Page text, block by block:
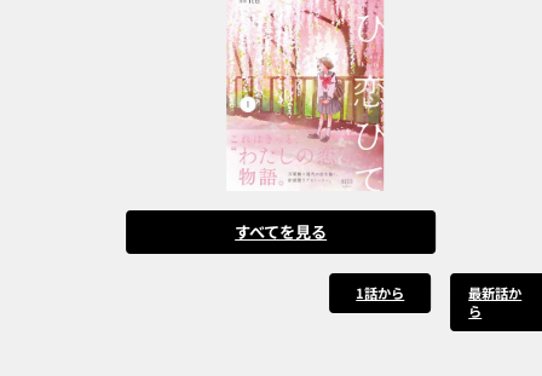
すべてを見る
1話から 最新話か
ら